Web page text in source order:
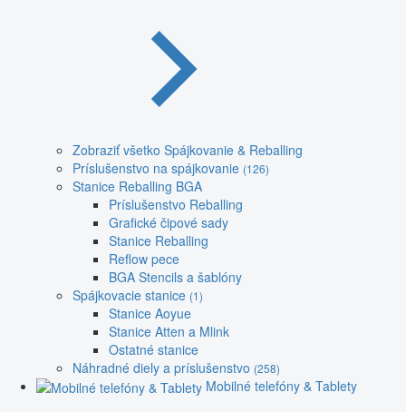
Zobraziť všetko Spájkovanie & Reballing
Príslušenstvo na spájkovanie (126)
Stanice Reballing BGA
Príslušenstvo Reballing
Grafické čipové sady
Stanice Reballing
Reflow pece
BGA Stencils a šablóny
Spájkovacie stanice (1)
Stanice Aoyue
Stanice Atten a Mlink
Ostatné stanice
Náhradné diely a príslušenstvo (258)
Mobilné telefóny & Tablety